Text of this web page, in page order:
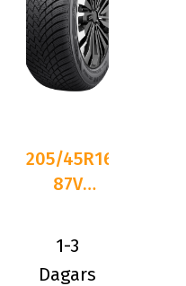
205/45R16
87V
BLAZER
ALPINE
1-3
Dagars